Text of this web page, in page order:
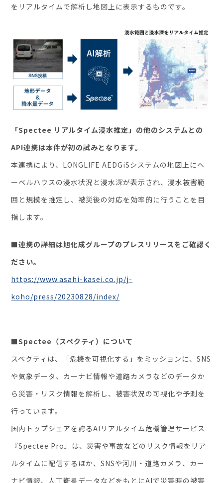
をリアルタイムで解析し地図上に表示するものです。
「Spectee リアルタイム浸水推定」の他のシステムとの
API連携は本件が初の試みとなります。
本連携により、LONGLIFE AEDGiSシステムの地図上にヘ
ーベルハウスの浸水状況と浸水深が表示され、浸水被害範
囲と規模を推定し、被災後の対応を効率的に行うことを目
指します。
■連携の詳細は旭化成グループのプレスリリースをご確認く
ださい。
https://www.asahi-kasei.co.jp/j-
koho/press/20230828/index/
■Spectee（スペクティ）について
スペクティは、「危機を可視化する」をミッションに、SNS
や気象データ、カーナビ情報や道路カメラなどのデータか
ら災害・リスク情報を解析し、被害状況の可視化や予測を
行っています。
国内トップシェアを誇るAIリアルタイム危機管理サービス
『Spectee Pro』は、災害や事故などのリスク情報をリア
ルタイムに配信するほか、SNSや河川・道路カメラ、カー
ナビ情報、人工衛星データなどをもとにAIで災害時の被害